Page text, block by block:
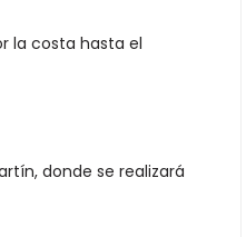
la costa hasta el
donde se realizará